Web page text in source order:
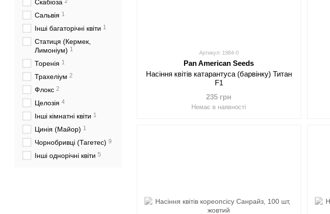
Артикул: 1984-0
Pan American Seeds
Насіння квітів катарантуса (барвінку) Титан
F1
235 грн
Немає в наявності
Скабіоза
Сальвія 1
Інші багаторічні квіти 1
Статиця (Кермек,
Лимоніум) 1
Торенія 1
Трахеліум 2
Флокс 2
Целозія 4
Інші кімнатні квіти 1
Цинія (Майор) 1
Чорнобривці (Тагетес) 9
Інші однорічні квіти 5